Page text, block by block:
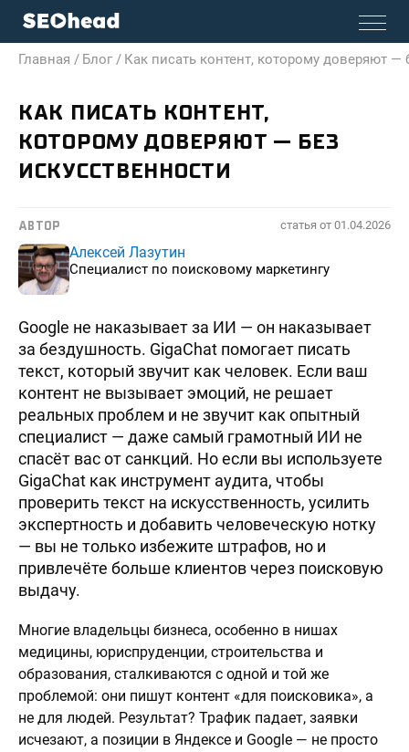
Главная / Блог / Как писать контент, которому доверяют —
КАК ПИСАТЬ КОНТЕНТ,
КОТОРОМУ ДОВЕРЯЮТ — БЕЗ
ИСКУССТВЕННОСТИ
АВТОР статья от 01.04.2026
Алексей Лазутин
Специалист по поисковому маркетингу
Google не наказывает за ИИ — он наказывает
за бездушность. GigaChat помогает писать
текст, который звучит как человек. Если ваш
контент не вызывает эмоций, не решает
реальных проблем и не звучит как опытный
специалист — даже самый грамотный ИИ не
спасёт вас от санкций. Но если вы используете
GigaChat как инструмент аудита, чтобы
проверить текст на искусственность, усилить
экспертность и добавить человеческую нотку
— вы не только избежите штрафов, но и
привлечёте больше клиентов через поисковую
выдачу.
Многие владельцы бизнеса, особенно в нишах
медицины, юриспруденции, строительства и
образования, сталкиваются с одной и той же
проблемой: они пишут контент «для поисковика», а
не для людей. Результат? Трафик падает, заявки
исчезают, а позиции в Яндексе и Google — не просто